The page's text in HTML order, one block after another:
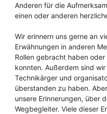
Anderen für die
einen oder anderen
Wir erinnern uns gerne an
Erwähnungen in anderen
Rollen gebracht haben
konnten. Außerdem sind
Technikärger und
überstanden zu haben.
unsere Erinnerungen, über
Wegbegleiter. Viele dieser